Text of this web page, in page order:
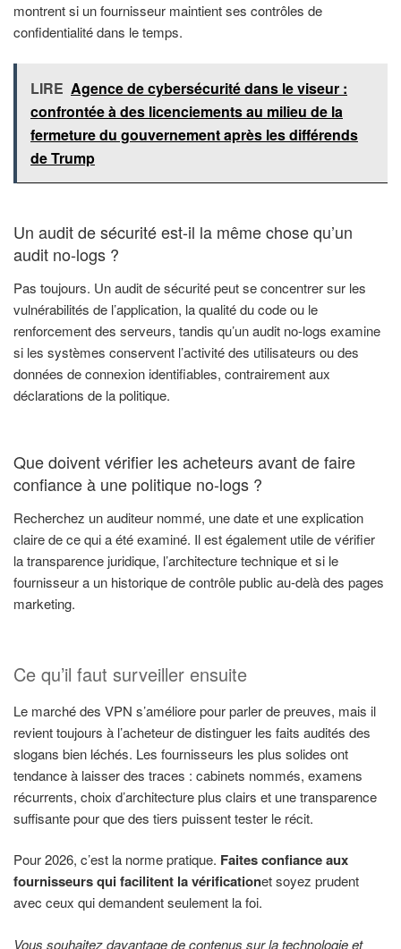
montrent si un fournisseur maintient ses contrôles de
confidentialité dans le temps.
LIRE Agence de cybersécurité dans le viseur :
confrontée à des licenciements au milieu de la
fermeture du gouvernement après les différends
de Trump
Un audit de sécurité est-il la même chose qu’un
audit no-logs ?
Pas toujours. Un audit de sécurité peut se concentrer sur les
vulnérabilités de l’application, la qualité du code ou le
renforcement des serveurs, tandis qu’un audit no-logs examine
si les systèmes conservent l’activité des utilisateurs ou des
données de connexion identifiables, contrairement aux
déclarations de la politique.
Que doivent vérifier les acheteurs avant de faire
confiance à une politique no-logs ?
Recherchez un auditeur nommé, une date et une explication
claire de ce qui a été examiné. Il est également utile de vérifier
la transparence juridique, l’architecture technique et si le
fournisseur a un historique de contrôle public au-delà des pages
marketing.
Ce qu’il faut surveiller ensuite
Le marché des VPN s’améliore pour parler de preuves, mais il
revient toujours à l’acheteur de distinguer les faits audités des
slogans bien léchés. Les fournisseurs les plus solides ont
tendance à laisser des traces : cabinets nommés, examens
récurrents, choix d’architecture plus clairs et une transparence
suffisante pour que des tiers puissent tester le récit.
Pour 2026, c’est la norme pratique. Faites confiance aux
fournisseurs qui facilitent la vérificationet soyez prudent
avec ceux qui demandent seulement la foi.
Vous souhaitez davantage de contenus sur la technologie et